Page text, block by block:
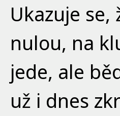
Ukazuje
nulou, na
jede, ale
už i dnes